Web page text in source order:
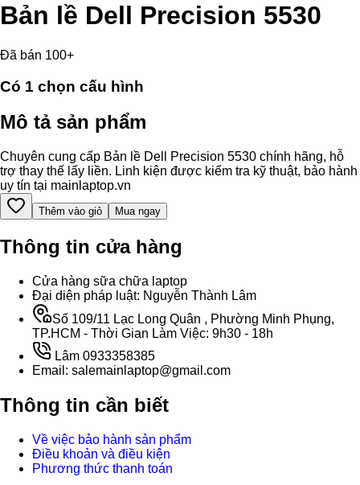
Bản lề Dell Precision 5530
Đã bán 100+
Có 1 chọn cấu hình
Mô tả sản phẩm
Chuyên cung cấp Bản lề Dell Precision 5530 chính hãng, hỗ
trợ thay thế lấy liền. Linh kiện được kiểm tra kỹ thuật, bảo hành
uy tín tại mainlaptop.vn
Thêm vào giỏ Mua ngay
Thông tin cửa hàng
Cửa hàng sữa chữa laptop
Đại diện pháp luật: Nguyễn Thành Lâm
Số 109/11 Lạc Long Quân , Phường Minh Phụng,
TP.HCM - Thời Gian Làm Việc: 9h30 - 18h
Lâm 0933358385
Email: salemainlaptop@gmail.com
Thông tin cần biết
Về việc bảo hành sản phẩm
Điều khoản và điều kiện
Phương thức thanh toán